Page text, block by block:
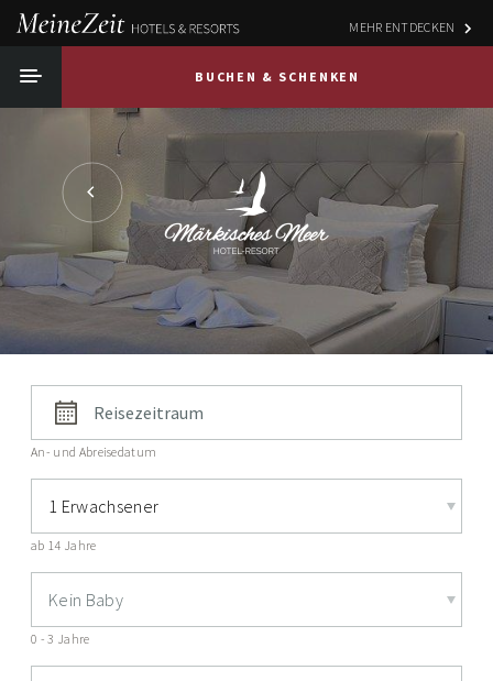
MEHR ENTDECKEN
BUCHEN & SCHENKEN
An- und Abreisedatum
1 Erwachsener
ab 14 Jahre
Kein Baby
0 - 3 Jahre